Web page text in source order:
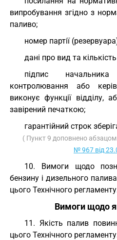
випробування згідно з
паливо;
номер партії
дані про вид та
підпис начальника
контролювання або
виконує функції відділу,
завірений печаткою;
гарантійний строк
( Пункт 9 доповнено
№ 967 від
10. Вимоги щодо
бензину і дизельного
цього Технічного
Вимоги щодо
11. Якість палив
цього Технічного